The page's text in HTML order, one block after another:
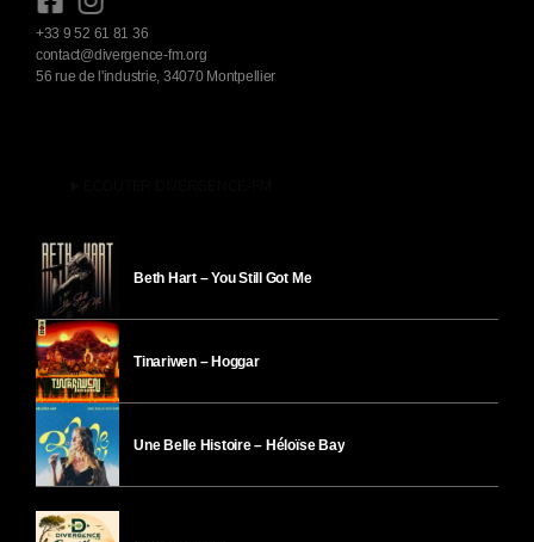
+33 9 52 61 81 36
contact@divergence-fm.org
56 rue de l'industrie, 34070 Montpellier
Beth Hart – You Still Got Me
Tinariwen – Hoggar
Une Belle Histoire – Héloïse Bay